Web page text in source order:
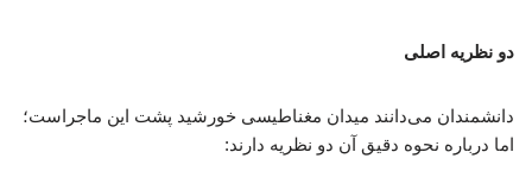
دو نظریه اصلی
دانشمندان می‌دانند میدان مغناطیسی خورشید پشت این ماجراست؛
اما درباره نحوه دقیق آن دو نظریه دارند: